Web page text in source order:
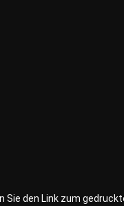
Sie den Link zum